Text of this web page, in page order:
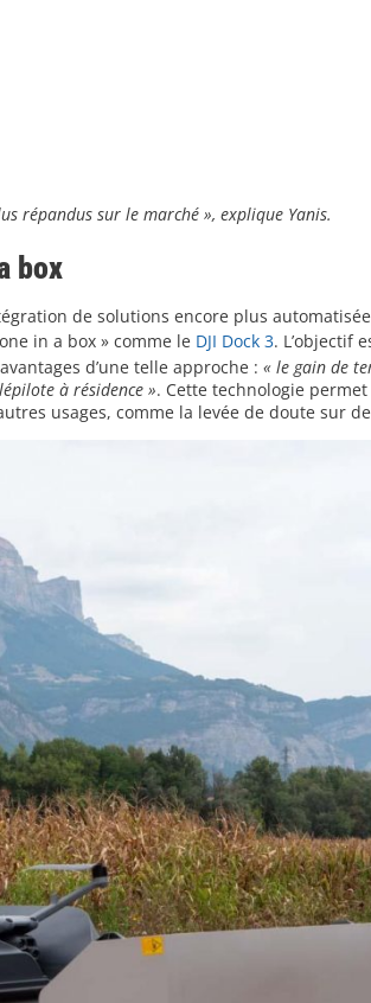
répandus sur le marché », explique Yanis.
box
de solutions encore plus
in a box » comme le DJI Dock 3. L’objectif
d’une telle approche : « le gain de
à résidence ». Cette technologie
usages, comme la levée de doute sur